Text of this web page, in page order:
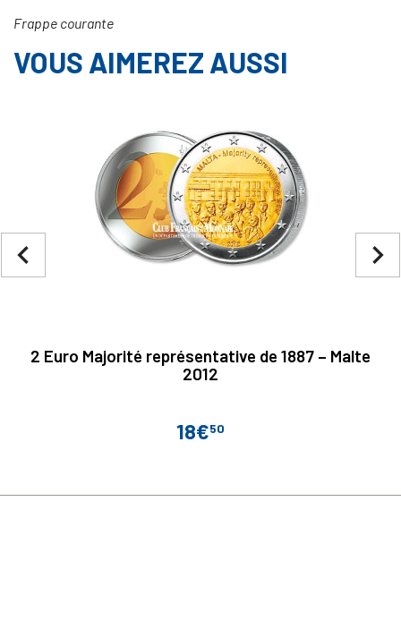
Frappe courante
VOUS AIMEREZ AUSSI
2 Euro Majorité représentative de 1887 – Malte
2012
Prix
18€50
navigate_next
navigate_before